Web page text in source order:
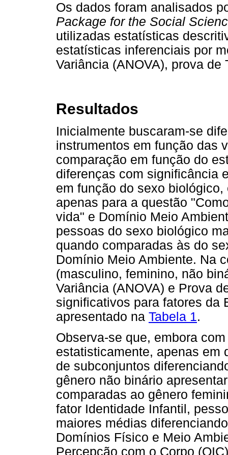
Os dados foram analisados
Package for the Social
utilizadas estatísticas
estatísticas inferenciais por
Variância (ANOVA), prova
Resultados
Inicialmente buscaram-se
instrumentos em função das
comparação em função do
diferenças com significância
em função do sexo
apenas para a questão
vida" e Domínio Meio
pessoas do sexo biológico
quando comparadas às do
Domínio Meio Ambiente. Na
(masculino, feminino, não
Variância (ANOVA) e Prova
significativos para fatores da
apresentado na Tabela 1.
Observa-se que, embora
estatisticamente, apenas em
de subconjuntos
gênero não binário
comparadas ao gênero
fator Identidade Infantil,
maiores médias
Domínios Físico e Meio
Percepção com o Corpo